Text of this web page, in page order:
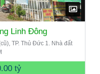
Linh Đông
TP. Thủ Đức 1. Nhà đất
tỷ